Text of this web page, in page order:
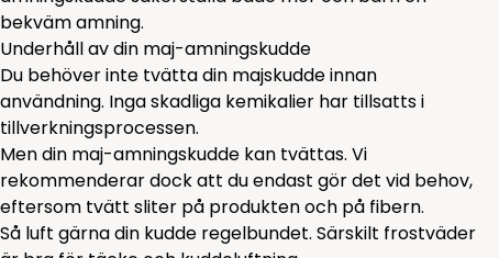
bekväm amning.
Underhåll av din maj-amningskudde
Du behöver inte tvätta din majskudde innan
användning. Inga skadliga kemikalier har tillsatts i
tillverkningsprocessen.
Men din maj-amningskudde kan tvättas. Vi
rekommenderar dock att du endast gör det vid behov,
eftersom tvätt sliter på produkten och på fibern.
Så luft gärna din kudde regelbundet. Särskilt frostväder